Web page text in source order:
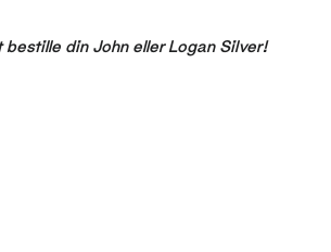
bestille din John eller Logan Silver!